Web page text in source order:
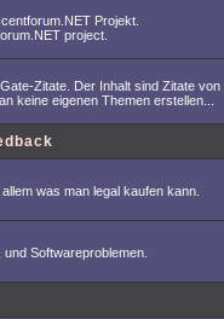
Projekt.
project.
Zitate. Der Inhalt sind Zitate
keine eigenen Themen erstellen...
was man legal kaufen kann.
Softwareproblemen.